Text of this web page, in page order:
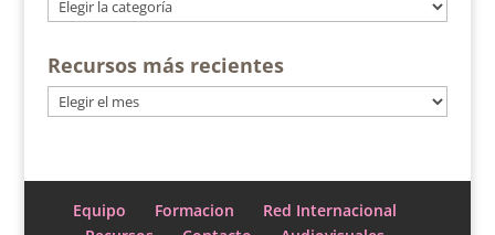
Recursos más recientes
Recursos
más
Equipo Formacion
Red Internacional